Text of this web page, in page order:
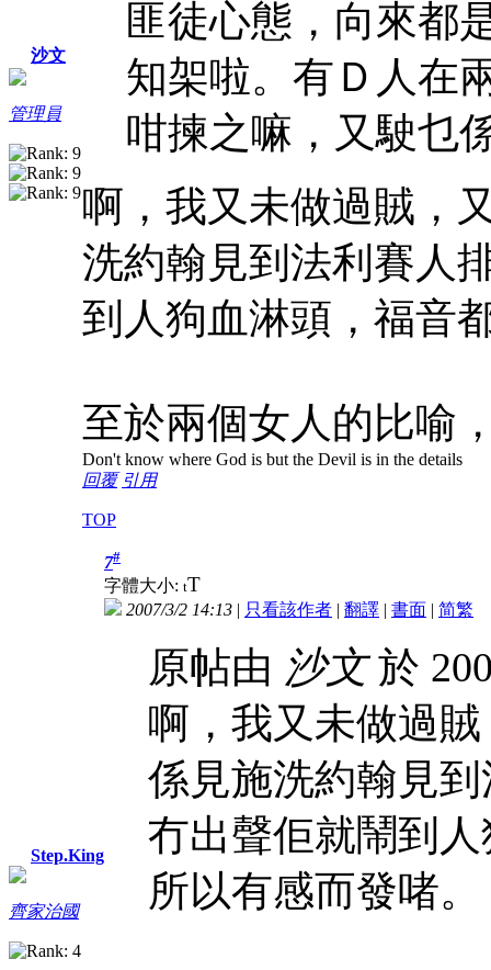
沙文
管理員
匪徒心態，向來都
知架啦。有Ｄ人在
咁揀之嘛，又駛乜
啊，我又未做過賊，
洗約翰見到法利賽人
到人狗血淋頭，福音
至於兩個女人的比喻
Don't know where God is but the Devil is in the details
回覆 引用
TOP
Step.King
齊家治國
7#
字體大小: tT
2007/3/2 14:13 | 只看該作者 | 翻譯 | 書面 | 简繁
原帖由 沙文於
啊，我又未做過
係見施洗約翰見
冇出聲佢就鬧到
所以有感而發啫。